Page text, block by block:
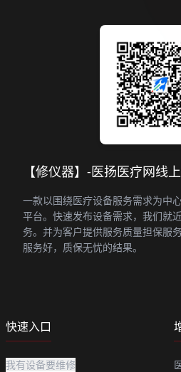
【修仪器】-医扬医疗网线
一款以围绕医疗设备服务需求为中
平台。快速发布设备需求，我们就
务。并为客户提供服务质量担保服
服务好，质保无忧的结果。
快速入口
我有设备要维修